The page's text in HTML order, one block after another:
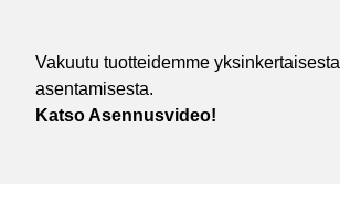
Vakuutu tuotteidemme yksinkertaisesta
asentamisesta.
Katso Asennusvideo!